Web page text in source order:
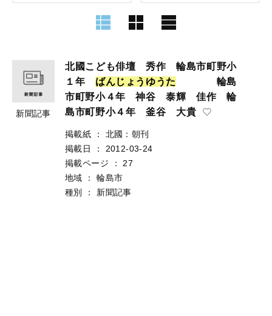
新聞記事
北國こども俳壇 秀作 輪島市町野小
１年 ばんじ ょ う ゆう た
輪島
市町野小４年 神谷 泰輝 佳作 輪
島市町野小４年 釜谷 大貴
掲載紙 ：
北國：朝刊
掲載日
：
2012-03-24
掲載ページ
：
27
地域
：
輪島市
種別
： 新聞記事